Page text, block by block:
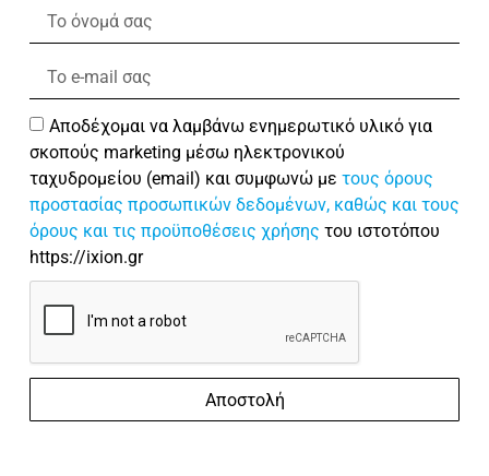
Αποδέχομαι να λαμβάνω ενημερωτικό υλικό για
σκοπούς marketing μέσω ηλεκτρονικού
ταχυδρομείου (email) και συμφωνώ με τους όρους
προστασίας προσωπικών δεδομένων, καθώς και τους
όρους και τις προϋποθέσεις χρήσης του ιστοτόπου
https://ixion.gr
Αποστολή